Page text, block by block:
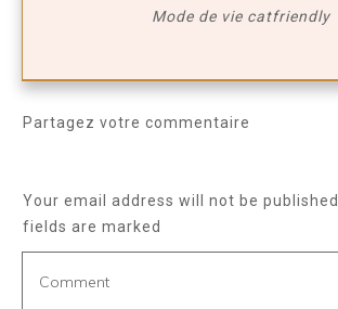
Mode de vie catfriendly
Partagez votre commentaire
Your email address will not be published.
fields are marked